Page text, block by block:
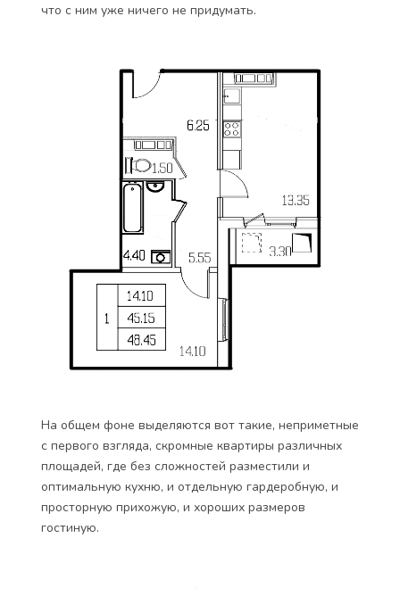
что с ним уже ничего не придумать.
На общем фоне выделяются вот такие, неприметные
с первого взгляда, скромные квартиры различных
площадей, где без сложностей разместили и
оптимальную кухню, и отдельную гардеробную, и
просторную прихожую, и хороших размеров
гостиную.